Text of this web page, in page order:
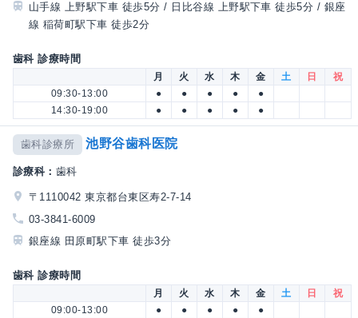
山手線 上野駅下車 徒歩5分 / 日比谷線 上野駅下車 徒歩5分 / 銀座
線 稲荷町駅下車 徒歩2分
歯科 診療時間
月 火 水 木 金 土 日
祝
09:30-13:00
● ● ● ●
●
14:30-19:00
● ● ● ● ●
歯科診療所 池野谷歯科医院
診療科： 歯科
〒1110042 東京都台東区寿2-7-14
03-3841-6009
銀座線 田原町駅下車 徒歩3分
歯科 診療時間
月 火 水 木 金 土 日
祝
09:00-13:00
● ● ● ●
●